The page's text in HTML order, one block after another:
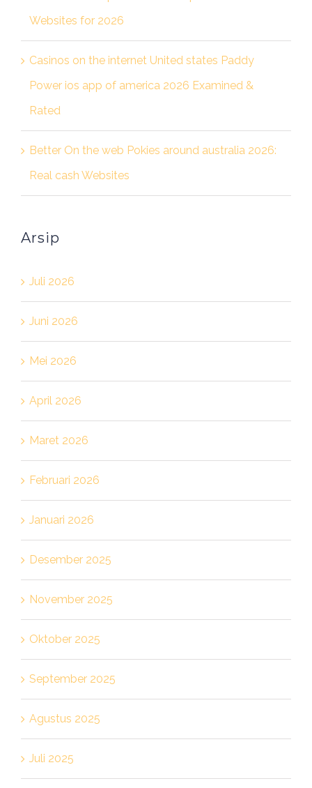
Websites for 2026
Casinos on the internet United states Paddy
Power ios app of america 2026 Examined &
Rated
Better On the web Pokies around australia 2026:
Real cash Websites
Arsip
Juli 2026
Juni 2026
Mei 2026
April 2026
Maret 2026
Februari 2026
Januari 2026
Desember 2025
November 2025
Oktober 2025
September 2025
Agustus 2025
Juli 2025